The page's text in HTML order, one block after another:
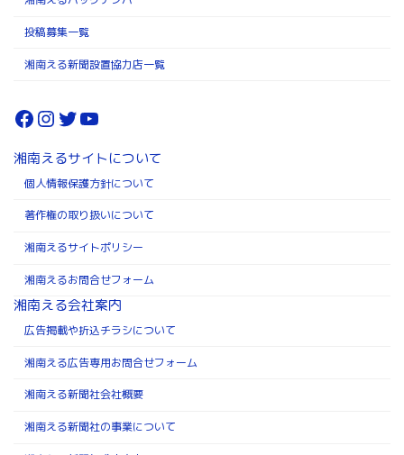
投稿募集一覧
湘南える新聞設置協力店一覧
Facebook
Instagram
Twitter
YouTube
湘南えるサイトについて
個人情報保護方針について
著作権の取り扱いについて
湘南えるサイトポリシー
湘南えるお問合せフォーム
湘南える会社案内
広告掲載や折込チラシについて
湘南える広告専用お問合せフォーム
湘南える新聞社会社概要
湘南える新聞社の事業について